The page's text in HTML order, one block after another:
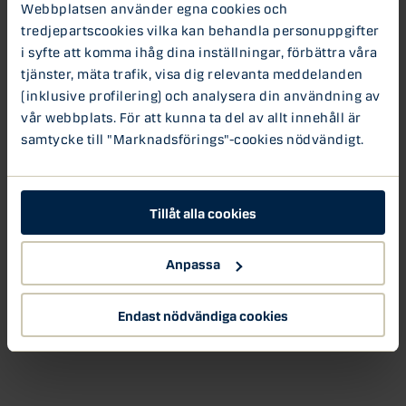
Webbplatsen använder egna cookies och
tredjepartscookies vilka kan behandla personuppgifter
i syfte att komma ihåg dina inställningar, förbättra våra
tjänster, mäta trafik, visa dig relevanta meddelanden
(inklusive profilering) och analysera din användning av
vår webbplats. För att kunna ta del av allt innehåll är
samtycke till "Marknadsförings"-cookies nödvändigt.
Tillåt alla cookies
Anpassa
Endast nödvändiga cookies
Makroekonomerna